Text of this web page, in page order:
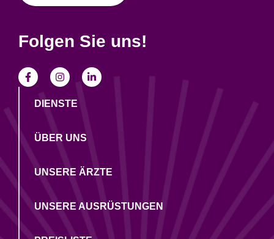
Folgen Sie uns!
DIENSTE
ÜBER UNS
UNSERE ÄRZTE
UNSERE AUSRÜSTUNGEN